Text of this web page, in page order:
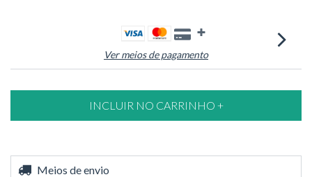
Ver meios de pagamento
Entregas para o CEP:
Meios de envio